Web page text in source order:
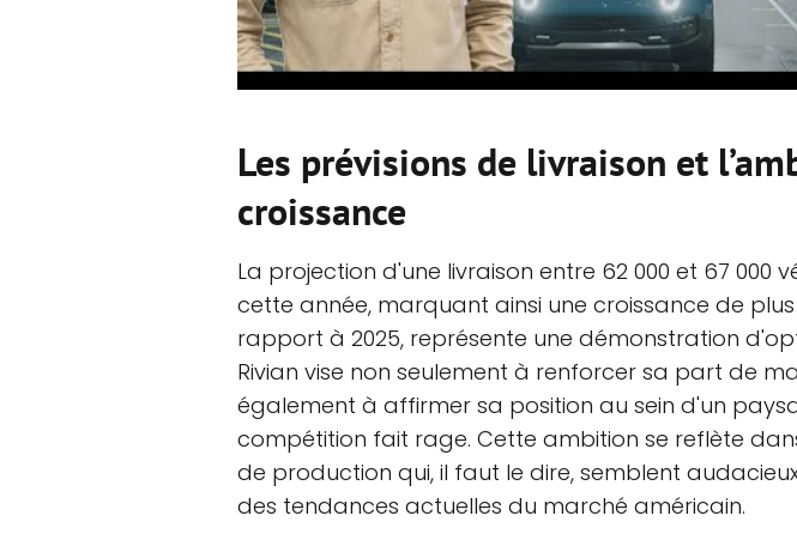
Les prévisions de livraison et
croissance
La projection d'une livraison entre 62 000 et 67 000
cette année, marquant ainsi une croissance de
rapport à 2025, représente une démonstration
Rivian vise non seulement à renforcer sa part de
également à affirmer sa position au sein d'un
compétition fait rage. Cette ambition se reflète
de production qui, il faut le dire, semblent
des tendances actuelles du marché américain.